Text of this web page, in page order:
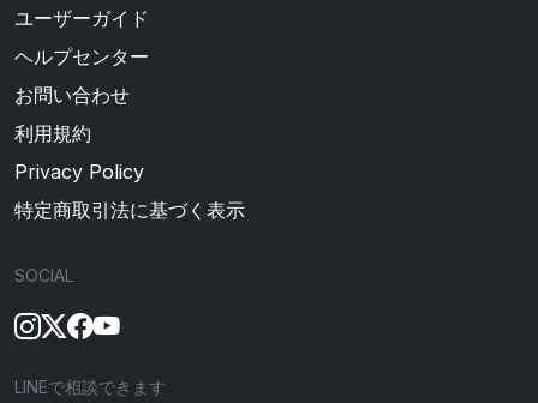
ユーザーガイド
ヘルプセンター
お問い合わせ
利用規約
Privacy Policy
特定商取引法に基づく表示
SOCIAL
LINEで相談できます